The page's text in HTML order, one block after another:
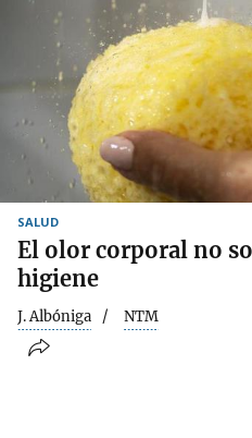
SALUD
El olor corporal no
higiene
J. Albóniga NTM